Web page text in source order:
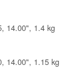
14.00", 1.4 kg
14.00", 1.15 kg